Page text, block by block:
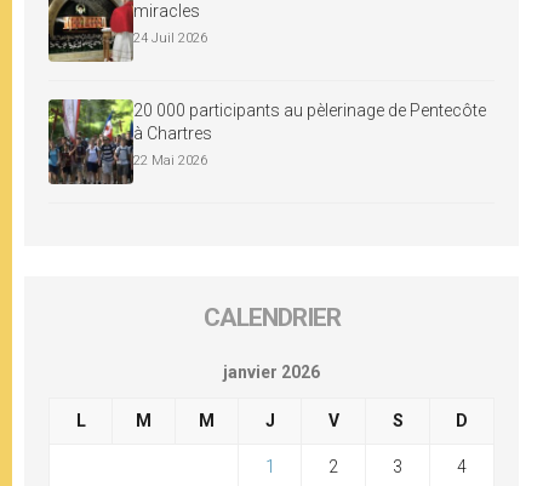
miracles
24 Juil 2026
20 000 participants au pèlerinage de Pentecôte
à Chartres
22 Mai 2026
CALENDRIER
janvier 2026
L M M J V S D
1 2 3 4